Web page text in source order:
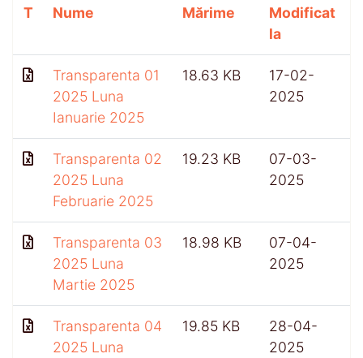
T Nume Mărime
Modificat
la
Transparenta 01
2025 Luna
Ianuarie 2025
18.63 KB
17-02-
2025
Transparenta 02
2025 Luna
Februarie 2025
19.23 KB
07-03-
2025
Transparenta 03
2025 Luna
Martie 2025
18.98 KB
07-04-
2025
Transparenta 04
2025 Luna
19.85 KB
28-04-
2025